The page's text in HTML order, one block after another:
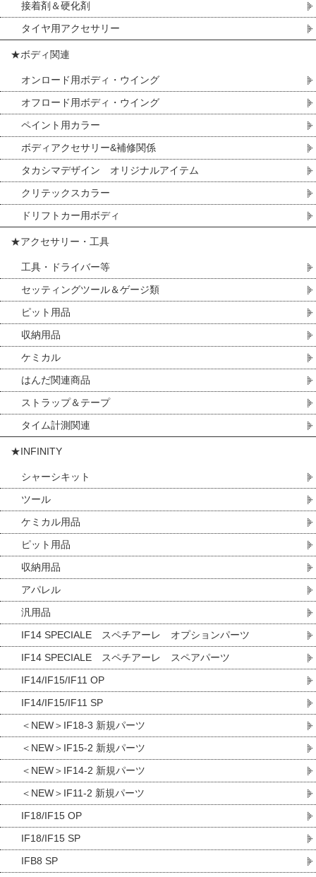
接着剤＆硬化剤
タイヤ用アクセサリー
★ボディ関連
オンロード用ボディ・ウイング
オフロード用ボディ・ウイング
ペイント用カラー
ボディアクセサリー&補修関係
タカシマデザイン オリジナルアイテム
クリテックスカラー
ドリフトカー用ボディ
★アクセサリー・工具
工具・ドライバー等
セッティングツール＆ゲージ類
ピット用品
収納用品
ケミカル
はんだ関連商品
ストラップ＆テープ
タイム計測関連
★INFINITY
シャーシキット
ツール
ケミカル用品
ピット用品
収納用品
アパレル
汎用品
IF14 SPECIALE スペチアーレ オプションパーツ
IF14 SPECIALE スペチアーレ スペアパーツ
IF14/IF15/IF11 OP
IF14/IF15/IF11 SP
＜NEW＞IF18-3 新規パーツ
＜NEW＞IF15-2 新規パーツ
＜NEW＞IF14-2 新規パーツ
＜NEW＞IF11-2 新規パーツ
IF18/IF15 OP
IF18/IF15 SP
IFB8 SP